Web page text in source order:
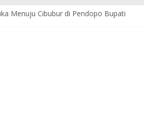
Menuju Cibubur di Pendopo Bupati
Karhutla